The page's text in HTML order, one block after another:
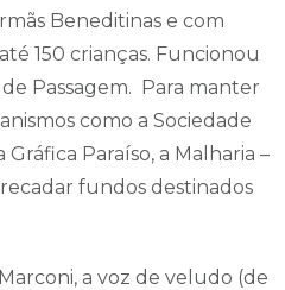
Beneditinas e com
150 crianças. Funcionou
de Passagem. Para manter
como a Sociedade
Gráfica Paraíso, a Malharia –
fundos destinados
a voz de veludo (de